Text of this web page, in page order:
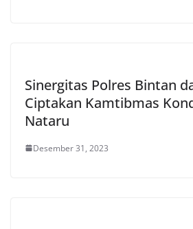
Sinergitas Polres Bintan
Ciptakan Kamtibmas
Nataru
Desember 31, 2023